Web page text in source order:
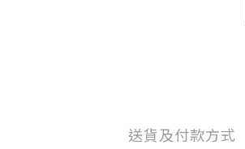
送貨及付款方式